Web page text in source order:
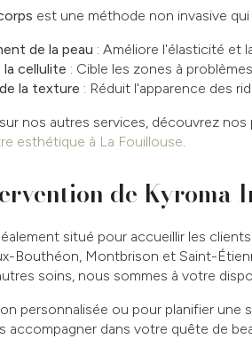
est une méthode non invasive
de la peau : Améliore l'élasticité et
cellulite : Cible les zones à
la texture : Réduit l'apparence des
nos autres services, découvrez
esthétique à La Fouillouse.
de Kyroma
situé pour accueillir les
Bouthéon, Montbrison et Saint-
soins, nous sommes à votre
personnalisée ou pour planifier
accompagner dans votre quête de